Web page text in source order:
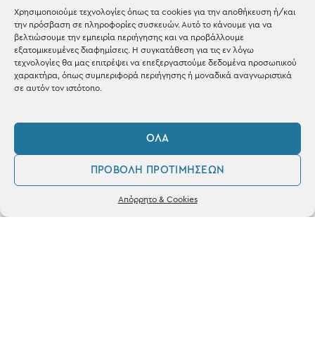
Χρησιμοποιούμε τεχνολογίες όπως τα cookies για την αποθήκευση ή/και
την πρόσβαση σε πληροφορίες συσκευών. Αυτό το κάνουμε για να
βελτιώσουμε την εμπειρία περιήγησης και να προβάλλουμε
εξατομικευμένες διαφημίσεις. Η συγκατάθεση για τις εν λόγω
τεχνολογίες θα μας επιτρέψει να επεξεργαστούμε δεδομένα προσωπικού
χαρακτήρα, όπως συμπεριφορά περιήγησης ή μοναδικά αναγνωριστικά
σε αυτόν τον ιστότοπο.
ΌΛΑ
ΠΡΟΒΟΛΉ ΠΡΟΤΙΜΉΣΕΩΝ
Απόρρητο & Cookies
Blog
Shop the look
ΚΑΤΑΣΤΗΜΑ
Σταθά 17, 38221 Βόλος
2421 217300
Δευ / Τετ / Σαβ: 09:00 - 15:00
0